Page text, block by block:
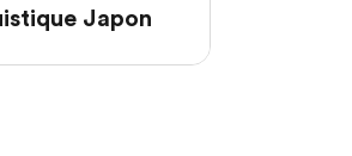
Japon